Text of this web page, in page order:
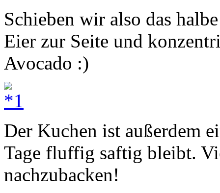
Schieben wir also das
Eier zur Seite und
Avocado :)
Der Kuchen ist außerdem
Tage fluffig saftig bleibt.
nachzubacken!